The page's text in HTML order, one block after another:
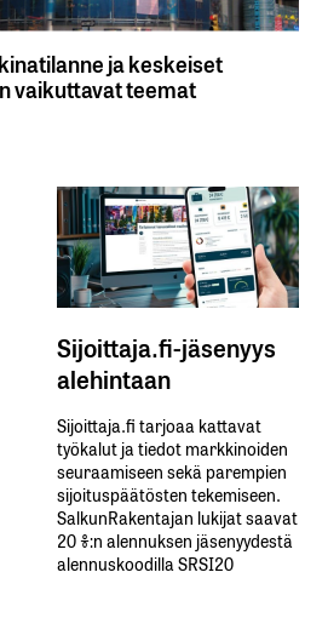
ja keskeiset
vaikuttavat teemat
Sijoittaja.fi-jäsenyys
alehintaan
Sijoittaja.fi tarjoaa kattavat
työkalut ja tiedot markkinoiden
seuraamiseen sekä parempien
sijoituspäätösten tekemiseen.
SalkunRakentajan lukijat saavat
20 %:n alennuksen jäsenyydestä
alennuskoodilla SRSI20